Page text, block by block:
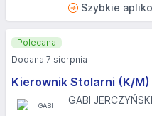
Szybkie
Kierownik Stolarni (K/M)
GABI
Polecana
Dodana 7 sierpnia